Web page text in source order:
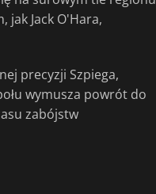
Jack O'Hara,
precyzji Szpiega,
wymusza powrót do
zabójstw